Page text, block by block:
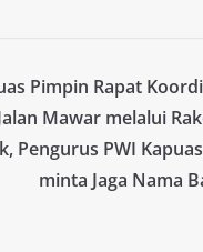
Pimpin Rapat
Mawar melalui
Pengurus PWI
minta Jaga Nama